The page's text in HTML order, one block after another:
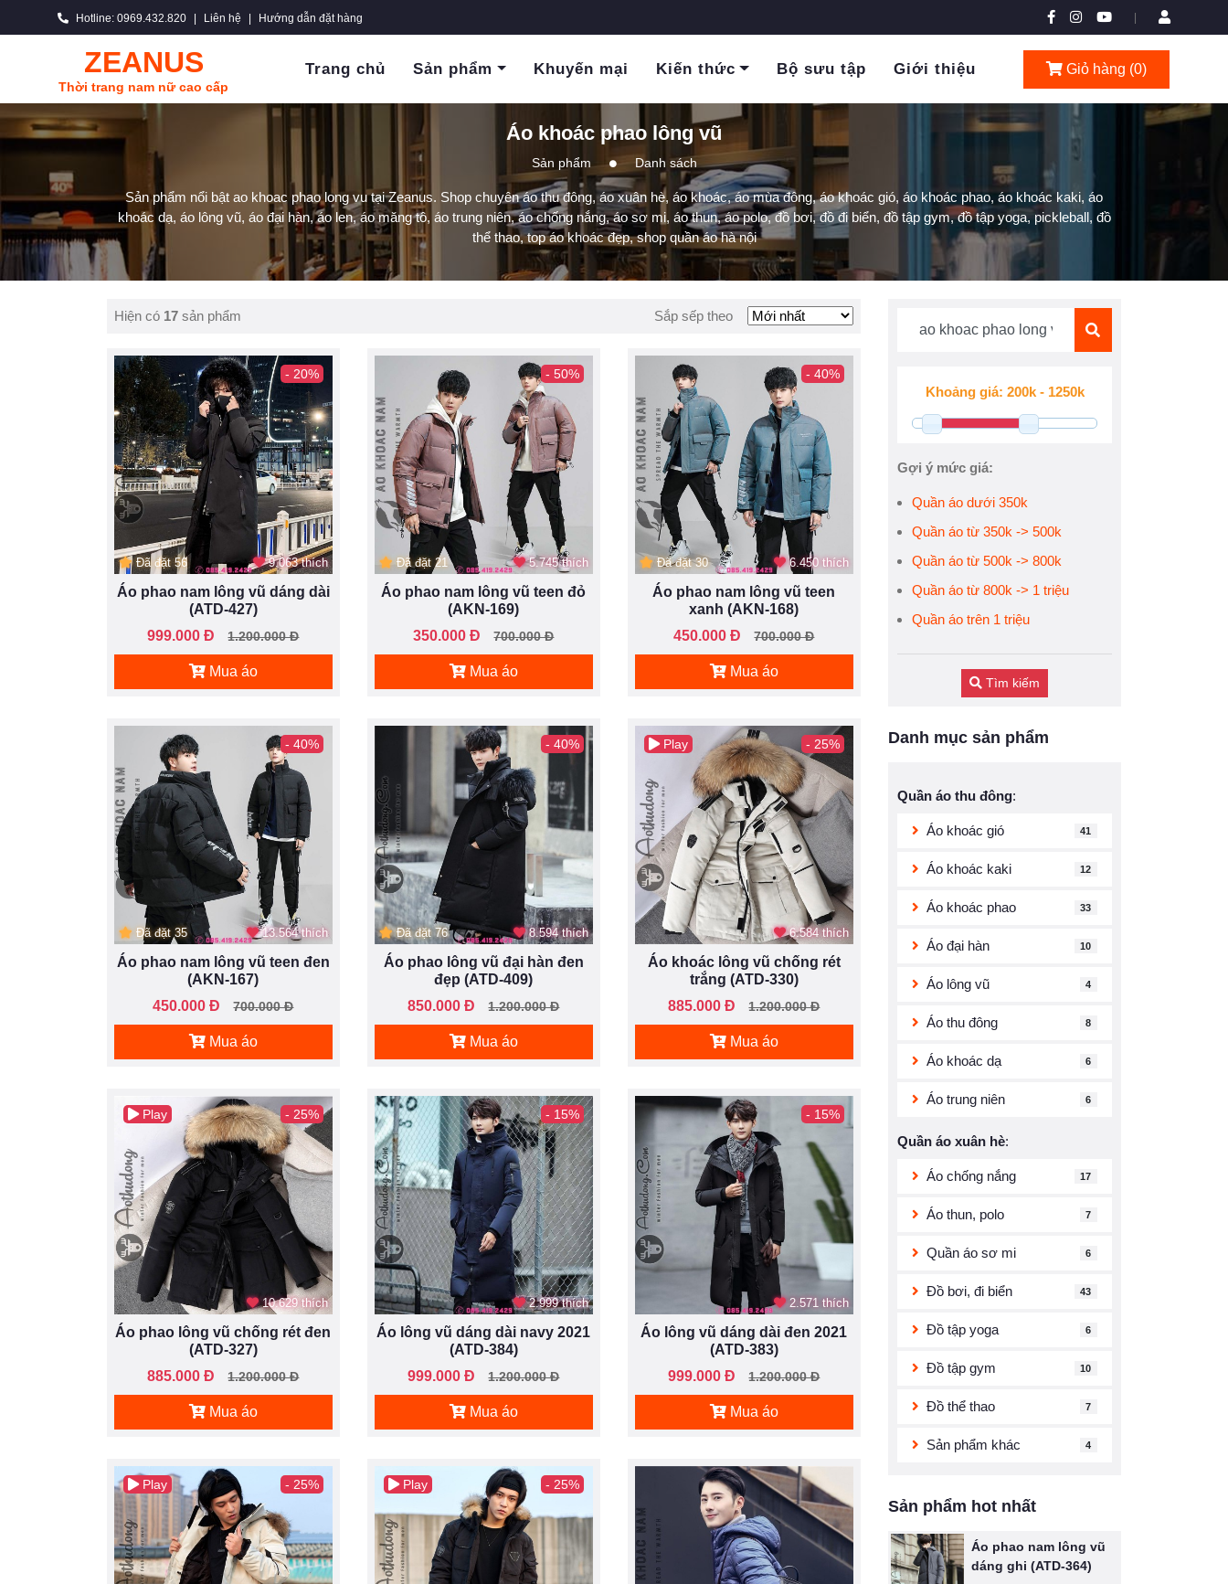
Hotline: 0969.432.820 Liên hệ Hướng dẫn đặt hàng
ZEANUS
Thời trang nam nữ cao cấp
Trang chủ Sản phẩm Khuyến mại Kiến thức Bộ sưu tập Giới thiệu Giỏ hàng (0)
Áo khoác phao lông vũ
Sản phẩm Danh sách
Sản phẩm nổi bật ao khoac phao long vu tại Zeanus. Shop chuyên áo thu đông, áo xuân hè, áo khoác, áo mùa đông, áo khoác gió, áo khoác phao, áo khoác kaki, áo
khoác dạ, áo lông vũ, áo đại hàn, áo len, áo măng tô, áo trung niên, áo chống nắng, áo sơ mi, áo thun, áo polo, đồ bơi, đồ đi biển, đồ tập gym, đồ tập yoga, pickleball, đồ
thể thao, top áo khoác đẹp, shop quần áo hà nội
Hiện có 17 sản phẩm Sắp sếp theo
- 20%
Đã đặt 56 9.063 thích
Áo phao nam lông vũ dáng dài
(ATD-427)
999.000 Đ
1.200.000 Đ
Mua áo
- 50%
Đã đặt 21 5.745 thích
Áo phao nam lông vũ teen đỏ
(AKN-169)
350.000 Đ
700.000 Đ
Mua áo
- 40%
Đã đặt 30 6.450 thích
Áo phao nam lông vũ teen
xanh (AKN-168)
450.000 Đ
700.000 Đ
Mua áo
- 40%
Đã đặt 35 13.564 thích
Áo phao nam lông vũ teen đen
(AKN-167)
450.000 Đ
700.000 Đ
Mua áo
- 40%
Đã đặt 76 8.594 thích
Áo phao lông vũ đại hàn đen
đẹp (ATD-409)
850.000 Đ
1.200.000 Đ
Mua áo
- 25%
Play
6.584 thích
Áo khoác lông vũ chống rét
trắng (ATD-330)
885.000 Đ
1.200.000 Đ
Mua áo
- 25%
Play
10.629 thích
Áo phao lông vũ chống rét đen
(ATD-327)
885.000 Đ
1.200.000 Đ
Mua áo
- 15%
2.999 thích
Áo lông vũ dáng dài navy 2021
(ATD-384)
999.000 Đ
1.200.000 Đ
Mua áo
- 15%
2.571 thích
Áo lông vũ dáng dài đen 2021
(ATD-383)
999.000 Đ
1.200.000 Đ
Mua áo
- 25%
Play - 25%
Play
Gợi ý mức giá:
Quần áo dưới 350k
Quần áo từ 350k -> 500k
Quần áo từ 500k -> 800k
Quần áo từ 800k -> 1 triệu
Quần áo trên 1 triệu
Tìm kiếm
Danh mục sản phẩm
Quần áo thu đông:
Áo khoác gió 41
Áo khoác kaki 12
Áo khoác phao 33
Áo đại hàn 10
Áo lông vũ 4
Áo thu đông 8
Áo khoác dạ 6
Áo trung niên 6
Quần áo xuân hè:
Áo chống nắng 17
Áo thun, polo 7
Quần áo sơ mi 6
Đồ bơi, đi biển 43
Đồ tập yoga 6
Đồ tập gym 10
Đồ thể thao 7
Sản phẩm khác 4
Sản phẩm hot nhất
Áo phao nam lông vũ
dáng ghi (ATD-364)